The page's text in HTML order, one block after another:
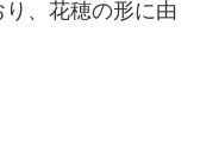
り、花穂の形に由